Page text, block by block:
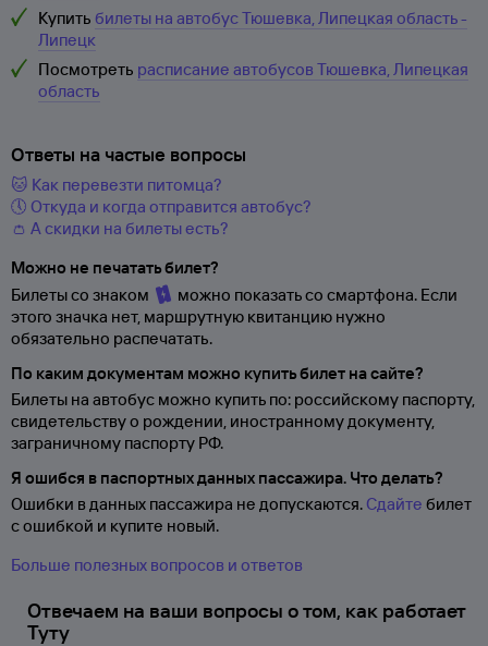
Купить билеты на автобус Тюшевка, Липецкая область -
Липецк
Посмотреть расписание автобусов Тюшевка, Липецкая
область
Ответы на частые вопросы
🐱 Как перевезти питомца?
🕔 Откуда и когда отправится автобус?
👛 А скидки на билеты есть?
Можно не печатать билет?
Билеты со знаком
можно показать со смартфона. Если
этого значка нет, маршрутную квитанцию нужно
обязательно распечатать.
По каким документам можно купить билет на сайте?
Билеты на автобус можно купить по: российскому паспорту,
свидетельству о рождении, иностранному документу,
заграничному паспорту РФ.
Я ошибся в паспортных данных пассажира. Что делать?
Ошибки в данных пассажира не допускаются. Сдайте билет
с ошибкой и купите новый.
Больше полезных вопросов и ответов
Отвечаем на ваши вопросы о том, как работает
Туту